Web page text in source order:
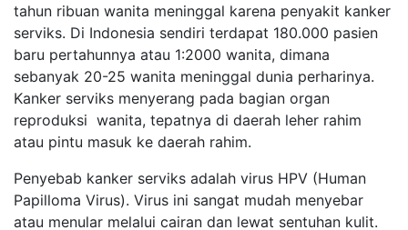
tahun ribuan wanita meninggal karena penyakit kanker
serviks. Di Indonesia sendiri terdapat 180.000 pasien
baru pertahunnya atau 1:2000 wanita, dimana
sebanyak 20-25 wanita meninggal dunia perharinya.
Kanker serviks menyerang pada bagian organ
reproduksi wanita, tepatnya di daerah leher rahim
atau pintu masuk ke daerah rahim.
Penyebab kanker serviks adalah virus HPV (Human
Papilloma Virus). Virus ini sangat mudah menyebar
atau menular melalui cairan dan lewat sentuhan kulit.